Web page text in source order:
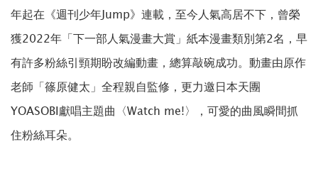
年起在《週刊少年Jump》連載，至今人氣高居不下，曾榮
獲2022年「下一部人氣漫畫大賞」紙本漫畫類別第2名，早
有許多粉絲引頸期盼改編動畫，總算敲碗成功。動畫由原作
老師「篠原健太」全程親自監修，更力邀日本天團
YOASOBI獻唱主題曲〈Watch me!〉，可愛的曲風瞬間抓
住粉絲耳朵。